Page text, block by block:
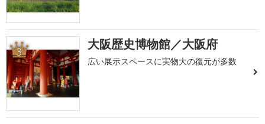
3 大阪歴史博物館／大阪府
広い展示スペースに実物大の復元が多数